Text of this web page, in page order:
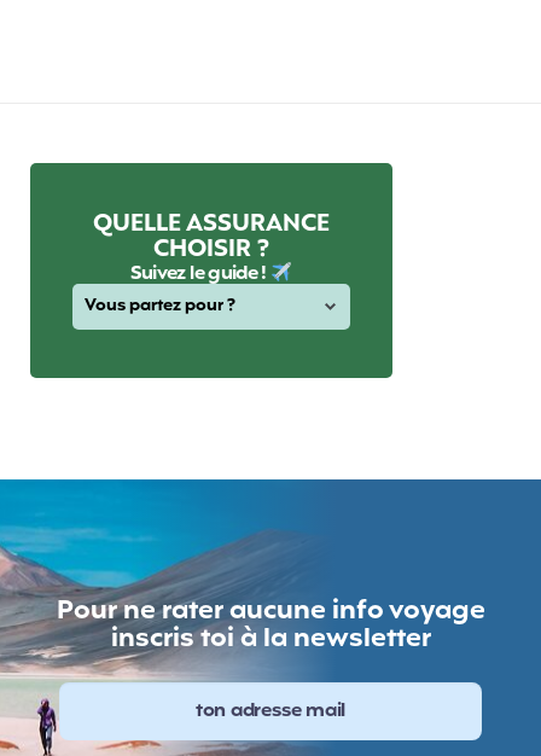
QUELLE ASSURANCE
CHOISIR ?
Suivez le guide !
Pour ne rater aucune info voyage
inscris toi à la newsletter